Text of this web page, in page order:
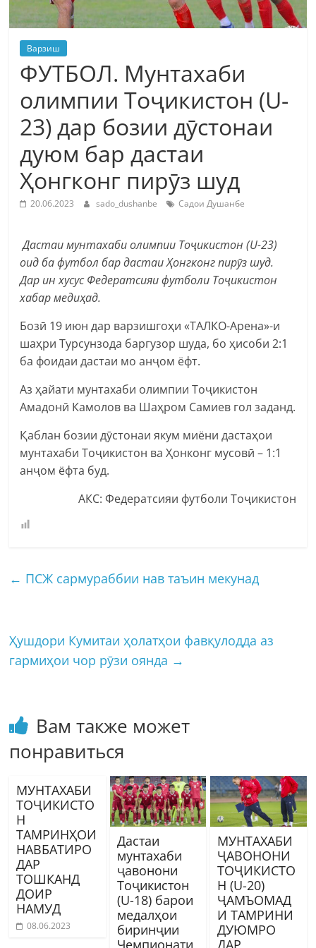
Варзиш
ФУТБОЛ. Мунтахаби
олимпии Тоҷикистон (U-
23) дар бозии дӯстонаи
дуюм бар дастаи
Ҳонгконг пирӯз шуд
20.06.2023 sado_dushanbe Садои Душанбе
Дастаи мунтахаби олимпии Тоҷикистон (U-23)
оид ба футбол бар дастаи Ҳонгконг пирӯз шуд.
Дар ин хусус Федератсияи футболи Тоҷикистон
хабар медиҳад.
Бозӣ 19 июн дар варзишгоҳи «ТАЛКО-Арена»-и
шаҳри Турсунзода баргузор шуда, бо ҳисоби 2:1
ба фоидаи дастаи мо анҷом ёфт.
Аз ҳайати мунтахаби олимпии Тоҷикистон
Амадонӣ Камолов ва Шаҳром Самиев гол заданд.
Қаблан бозии дӯстонаи якум миёни дастаҳои
мунтахаби Тоҷикистон ва Ҳонконг мусовӣ – 1:1
анҷом ёфта буд.
АКС: Федератсияи футболи Тоҷикистон
← ПСЖ сармураббии нав таъин мекунад
Ҳушдори Кумитаи ҳолатҳои фавқулодда аз
гармиҳои чор рӯзи оянда →
Вам также может
понравиться
МУНТАХАБИ
ТОҶИКИСТО
Н
ТАМРИНҲОИ
НАВБАТИРО
ДАР
ТОШКАНД
ДОИР
НАМУД
08.06.2023
Дастаи
мунтахаби
ҷавонони
Тоҷикистон
(U-18) барои
медалҳои
биринҷии
Чемпионати
МУНТАХАБИ
ҶАВОНОНИ
ТОҶИКИСТО
Н (U-20)
ҶАМЪОМАД
И ТАМРИНИ
ДУЮМРО
ДАР